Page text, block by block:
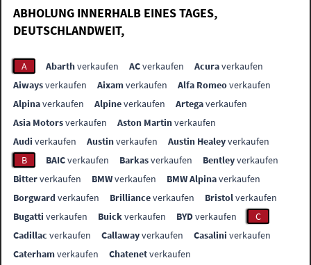
ABHOLUNG INNERHALB EINES TAGES,
DEUTSCHLANDWEIT,
A Abarthverkaufen ACverkaufen Acuraverkaufen
Aiwaysverkaufen Aixamverkaufen Alfa Romeoverkaufen
Alpinaverkaufen Alpineverkaufen Artegaverkaufen
Asia Motorsverkaufen Aston Martinverkaufen
Audi verkaufen Austinverkaufen Austin Healeyverkaufen
B
BAICverkaufen Barkasverkaufen Bentleyverkaufen
Bitterverkaufen BMWverkaufen BMW Alpinaverkaufen
Borgwardverkaufen Brillianceverkaufen Bristolverkaufen
Bugatti verkaufen Buickverkaufen BYDverkaufen
C
Cadillac verkaufen Callawayverkaufen Casalini verkaufen
Caterhamverkaufen Chatenetverkaufen